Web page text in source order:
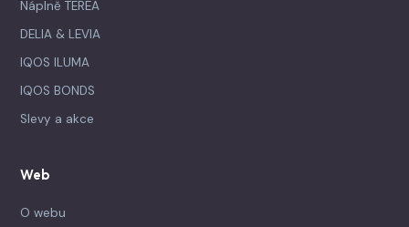
Náplně TEREA
DELIA & LEVIA
IQOS ILUMA
IQOS BONDS
Slevy a akce
Web
O webu